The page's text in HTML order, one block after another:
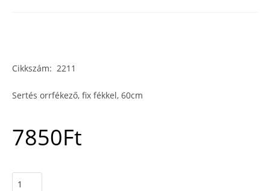
Cikkszám: 2211
Sertés orrfékező, fix fékkel, 60cm
7850Ft